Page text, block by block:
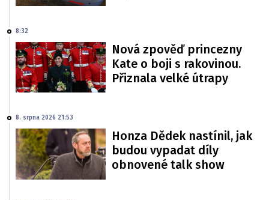
8:32
Nová zpověď princezny
Kate o boji s rakovinou.
Přiznala velké útrapy
8. srpna 2026 21:53
Honza Dědek nastínil, jak
budou vypadat díly
obnovené talk show